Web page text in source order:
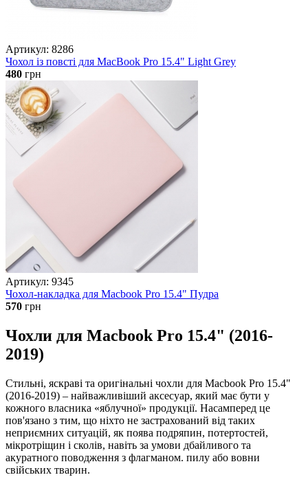
Артикул: 8286
Чохол із повсті для MacBook Pro 15.4" Light Grey
480 грн
Артикул: 9345
Чохол-накладка для Macbook Pro 15.4" Пудра
570 грн
Чохли для Macbook Pro 15.4" (2016-
2019)
Стильні, яскраві та оригінальні чохли для Macbook Pro 15.4"
(2016-2019) – найважливіший аксесуар, який має бути у
кожного власника «яблучної» продукції. Насамперед це
пов'язано з тим, що ніхто не застрахований від таких
неприємних ситуацій, як поява подряпин, потертостей,
мікротріщин і сколів, навіть за умови дбайливого та
акуратного поводження з флагманом. пилу або вовни
свійських тварин.